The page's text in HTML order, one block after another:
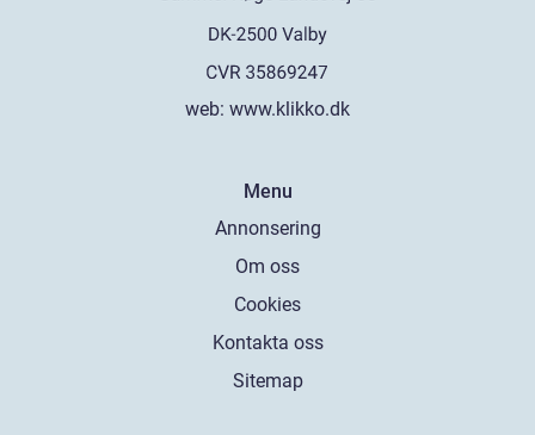
web: www.klikko.dk
Menu
Annonsering
Om oss
Cookies
Kontakta oss
Sitemap